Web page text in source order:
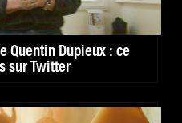
Quentin Dupieux : ce
sur Twitter